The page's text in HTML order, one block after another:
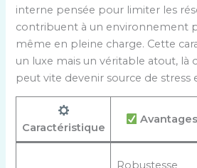
interne pensée pour limiter les
contribuent à un environnement
même en pleine charge. Cette
un luxe mais un véritable atout, là
peut vite devenir source de stress
Caractéristique
Avantages
Robustesse